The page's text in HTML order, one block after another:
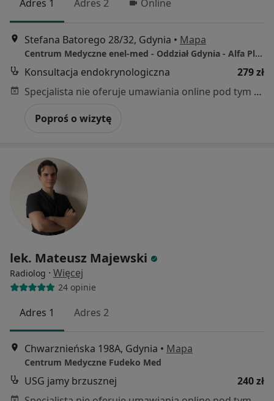
Adres 1 Adres 2 Online
Stefana Batorego 28/32, Gdynia • Mapa
Centrum Medyczne enel-med - Oddział Gdynia - Alfa Plaza
Konsultacja endokrynologiczna
279 zł
Specjalista nie oferuje umawiania online pod tym adresem.
Poproś o wizytę
lek. Mateusz Majewski
Radiolog · Więcej
24 opinie
Adres 1 Adres 2
Chwarznieńska 198A, Gdynia • Mapa
Centrum Medyczne Fudeko Med
USG jamy brzusznej
240 zł